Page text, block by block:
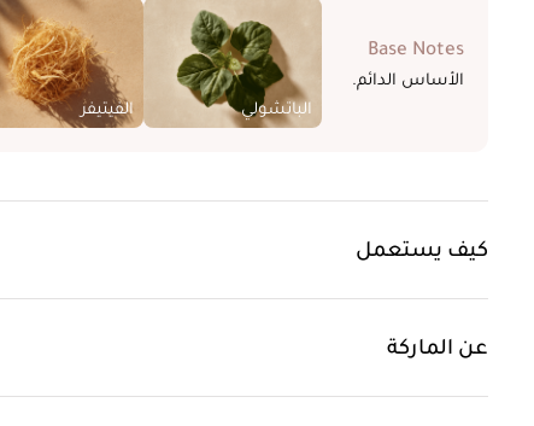
Base Notes
الأساس الدائم.
الباتشولي
الفيتيفر
كيف يستعمل
عن الماركة